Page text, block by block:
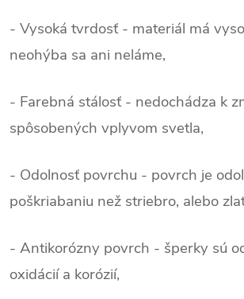
- Vysoká tvrdosť - materiál má
neohýba sa ani neláme,
- Farebná stálosť - nedochádza k
spôsobených vplyvom svetla,
- Odolnosť povrchu - povrch je
poškriabaniu než striebro, alebo
- Antikorózny povrch - šperky sú
oxidácií a korózií,